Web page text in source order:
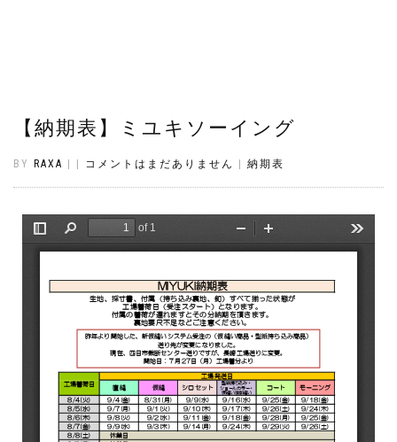
【納期表】ミユキソーイング
BY RAXA コメントはまだありません 納期表